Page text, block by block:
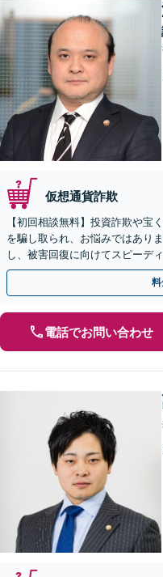
仮想通貨詐欺
【初回相談無料】投資詐欺や宝
を騙し取られ、お悩みではあり
し、被害回復に向けてスピーデ
合って方針を決めるため安心で
料
電話でお問い合わせ